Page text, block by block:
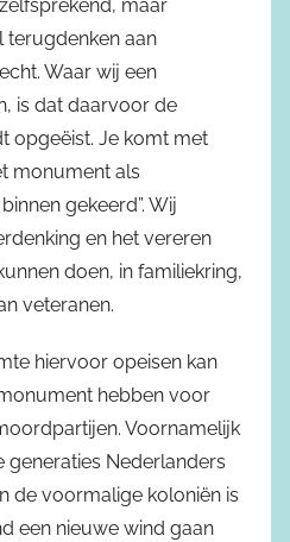
maar
terugdenken aan
Waar wij een
is dat daarvoor de
opgeëist. Je komt met
monument als
gekeerd”. Wij
en het vereren
doen, in familiekring,
veteranen.
hiervoor opeisen kan
hebben voor
Voornamelijk
Nederlanders
de voormalige koloniën is
een nieuwe wind gaan